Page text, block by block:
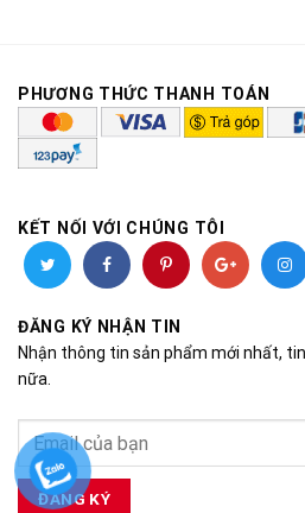
PHƯƠNG THỨC THANH TOÁN
KẾT NỐI VỚI CHÚNG TÔI
ĐĂNG KÝ NHẬN TIN
Nhận thông tin sản phẩm mới nhất,
nữa.